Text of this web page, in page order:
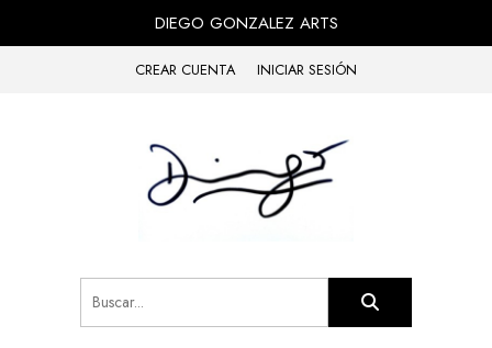
DIEGO GONZALEZ ARTS
CREAR CUENTA INICIAR SESIÓN